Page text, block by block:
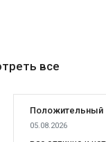
все
Положительный
05.08.2026